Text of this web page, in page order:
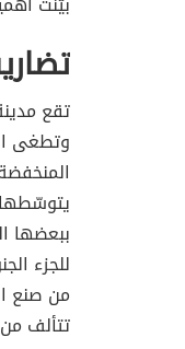
وتطغى
للجزء
تتألف